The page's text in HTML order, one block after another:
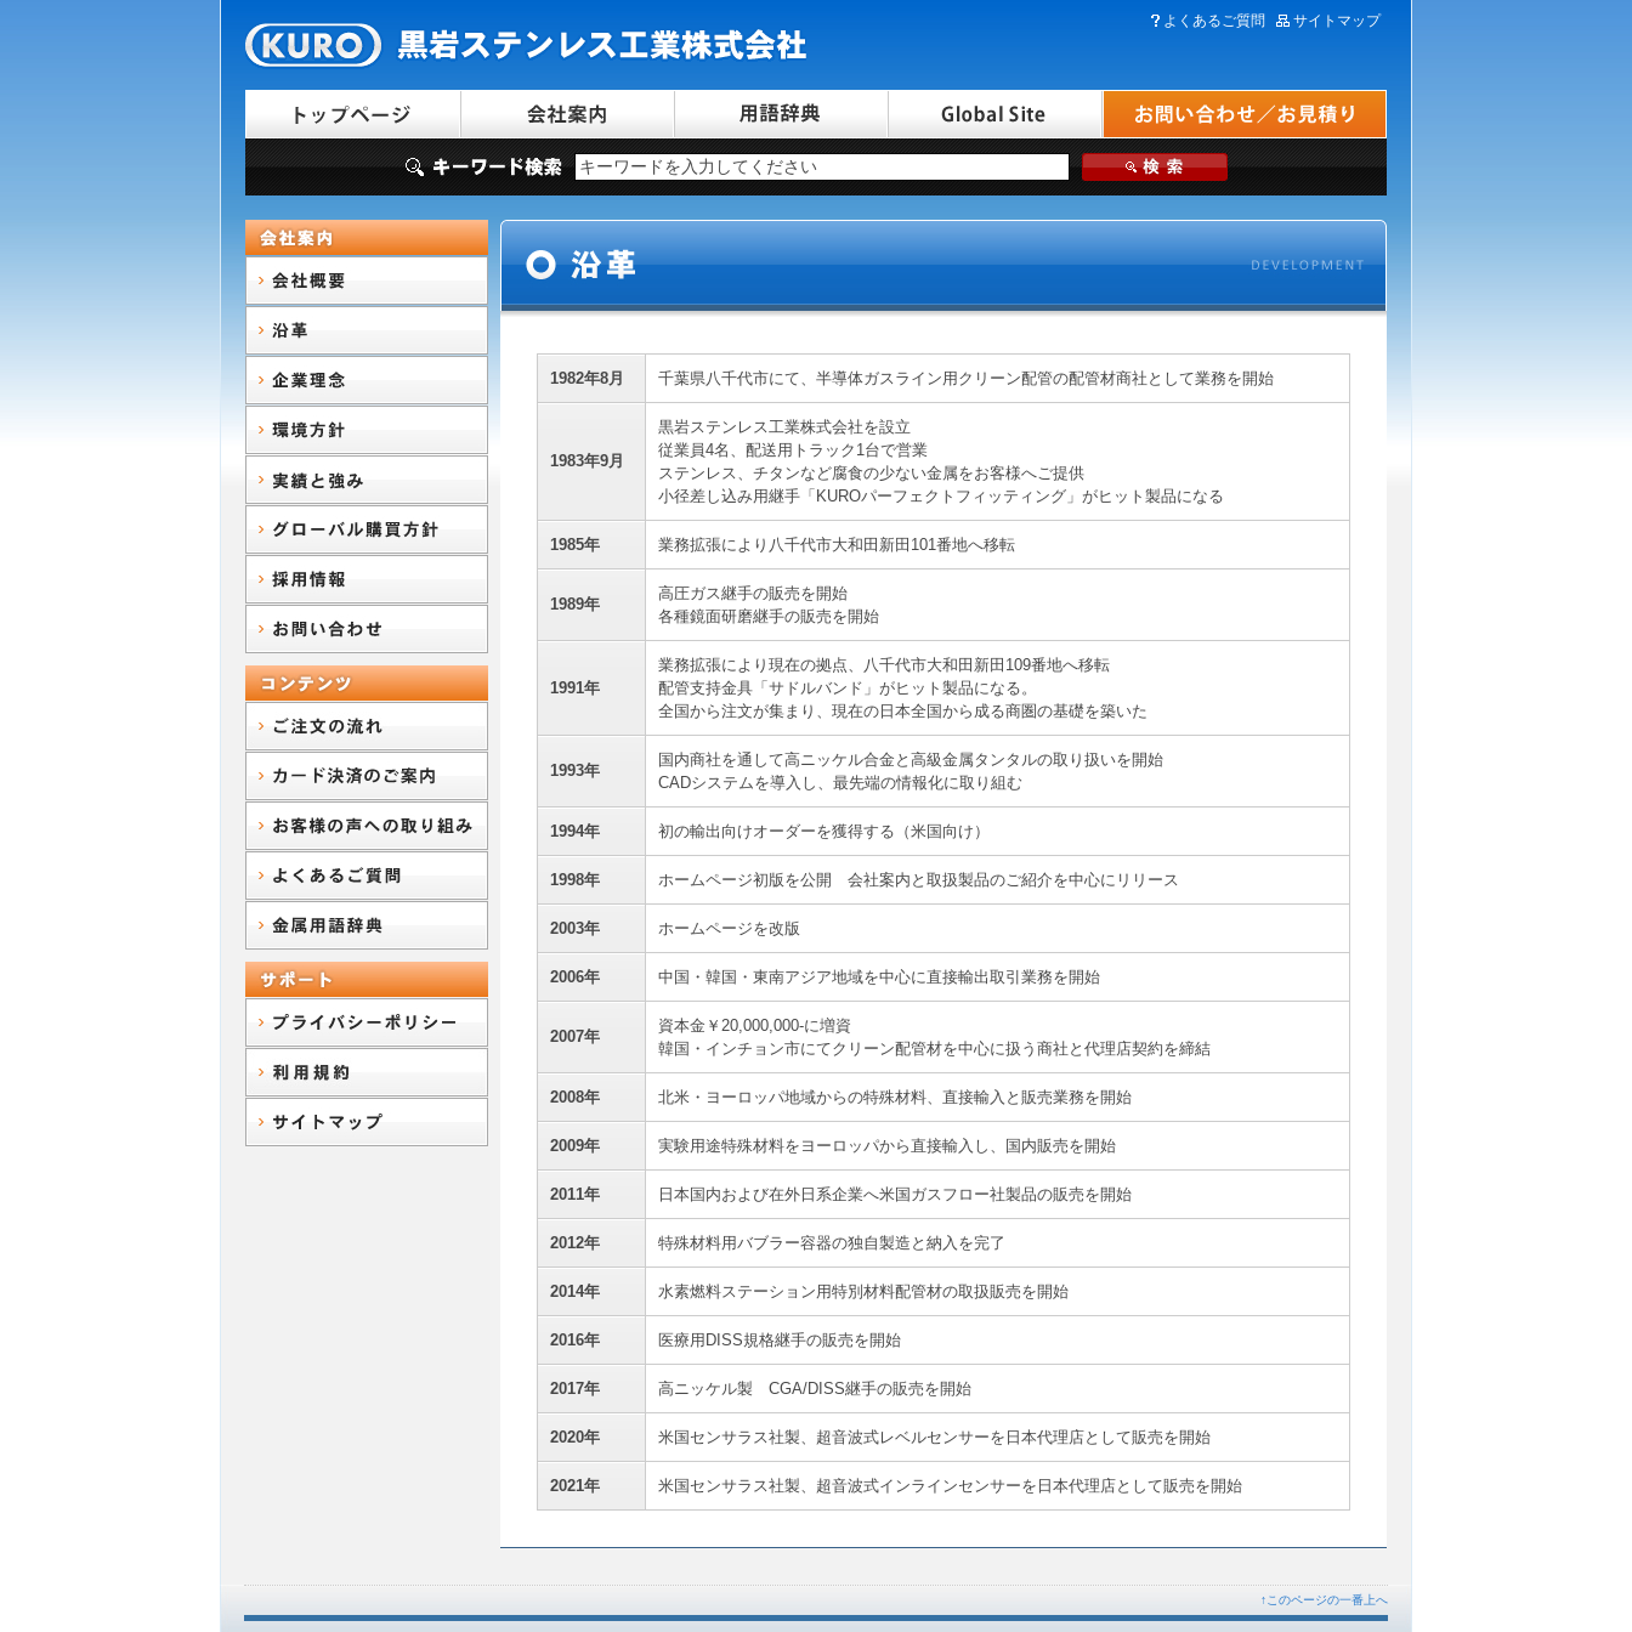
よくあるご質問 サイトマップ
1982年8月 千葉県八千代市にて、半導体ガスライン用クリーン配管の配管材商社として業務を開始
1983年9月
黒岩ステンレス工業株式会社を設立
従業員4名、配送用トラック1台で営業
ステンレス、チタンなど腐食の少ない金属をお客様へご提供
小径差し込み用継手「KUROパーフェクトフィッティング」がヒット製品になる
1985年 業務拡張により八千代市大和田新田101番地へ移転
1989年
高圧ガス継手の販売を開始
各種鏡面研磨継手の販売を開始
1991年
業務拡張により現在の拠点、八千代市大和田新田109番地へ移転
配管支持金具「サドルバンド」がヒット製品になる。
全国から注文が集まり、現在の日本全国から成る商圏の基礎を築いた
1993年
国内商社を通して高ニッケル合金と高級金属タンタルの取り扱いを開始
CADシステムを導入し、最先端の情報化に取り組む
1994年 初の輸出向けオーダーを獲得する（米国向け）
1998年 ホームページ初版を公開 会社案内と取扱製品のご紹介を中心にリリース
2003年 ホームページを改版
2006年 中国・韓国・東南アジア地域を中心に直接輸出取引業務を開始
2007年
資本金￥20,000,000-に増資
韓国・インチョン市にてクリーン配管材を中心に扱う商社と代理店契約を締結
2008年 北米・ヨーロッパ地域からの特殊材料、直接輸入と販売業務を開始
2009年 実験用途特殊材料をヨーロッパから直接輸入し、国内販売を開始
2011年 日本国内および在外日系企業へ米国ガスフロー社製品の販売を開始
2012年 特殊材料用バブラー容器の独自製造と納入を完了
2014年 水素燃料ステーション用特別材料配管材の取扱販売を開始
2016年 医療用DISS規格継手の販売を開始
2017年 高ニッケル製 CGA/DISS継手の販売を開始
2020年 米国センサラス社製、超音波式レベルセンサーを日本代理店として販売を開始
2021年 米国センサラス社製、超音波式インラインセンサーを日本代理店として販売を開始
↑このページの一番上へ